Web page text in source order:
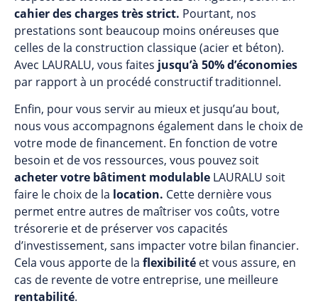
cahier des charges très strict. Pourtant, nos
prestations sont beaucoup moins onéreuses que
celles de la construction classique (acier et béton).
Avec LAURALU, vous faites jusqu’à 50% d’économies
par rapport à un procédé constructif traditionnel.
Enfin, pour vous servir au mieux et jusqu’au bout,
nous vous accompagnons également dans le choix de
votre mode de financement. En fonction de votre
besoin et de vos ressources, vous pouvez soit
acheter votre bâtiment modulable LAURALU soit
faire le choix de la location. Cette dernière vous
permet entre autres de maîtriser vos coûts, votre
trésorerie et de préserver vos capacités
d’investissement, sans impacter votre bilan financier.
Cela vous apporte de la flexibilité et vous assure, en
cas de revente de votre entreprise, une meilleure
rentabilité.